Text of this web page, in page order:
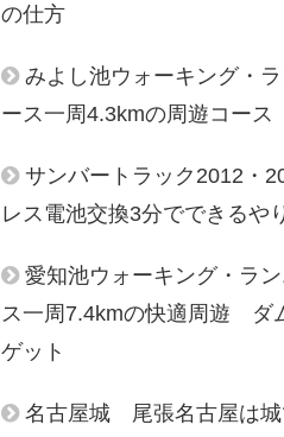
の仕方
みよし池ウォーキング・
ース一周4.3kmの周遊コース
サンバートラック2012・
レス電池交換3分でできるや
愛知池ウォーキング・ラ
ス一周7.4kmの快適周遊 ダ
ゲット
名古屋城 尾張名古屋は